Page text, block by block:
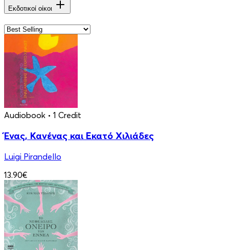
Εκδοτικοί οίκοι
Audiobook • 1 Credit
Ένας, Κανένας και Εκατό Χιλιάδες
Luigi Pirandello
13.90€